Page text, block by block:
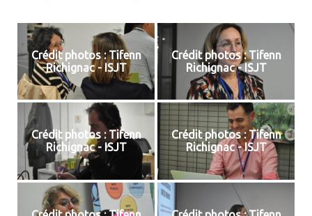
Crédit photos : Tifenn
Richignac - ISJT
Crédit photos : Tifenn
Richignac - ISJT
Crédit photos : Tifenn
Richignac - ISJT
Crédit photos : Tifenn
Richignac - ISJT